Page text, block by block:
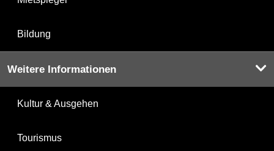
Bildung
Weitere Informationen
Kultur & Ausgehen
Tourismus